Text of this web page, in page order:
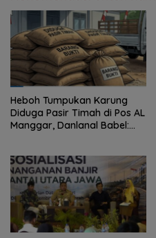
Heboh Tumpukan Karung
Diduga Pasir Timah di Pos AL
Manggar, Danlanal Babel: